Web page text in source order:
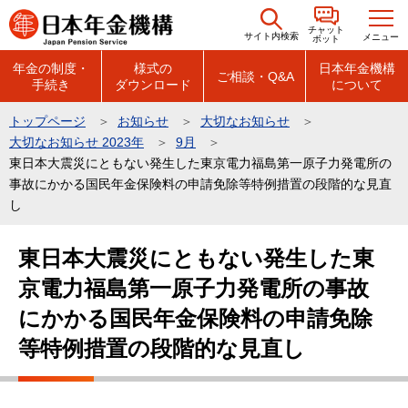
こ
の
先
頭
で
サイト内検索
チャット
ボット
メニュー
年金の制度・
手続き
様式の
ダウンロード
ご相談・Q&A
日本年金機構
について
トップページ お知らせ
大切なお知らせ
大切なお知らせ 2023年
9月
東日本大震災にともない発生した東京電力福島第一原子力発電所の
事故にかかる国民年金保険料の申請免除等特例措置の段階的な見直
し
東日本大震災にともない発生した東
京電力福島第一原子力発電所の事故
にかかる国民年金保険料の申請免除
等特例措置の段階的な見直し